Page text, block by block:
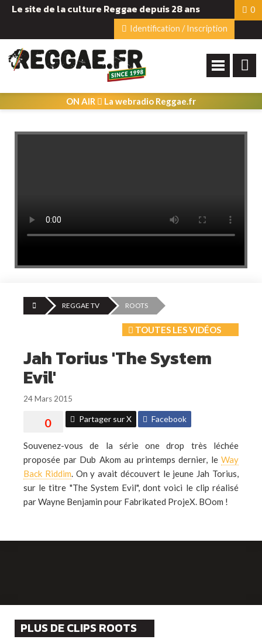
Le site de la culture Reggae depuis 28 ans
0
Identification / Inscription
ON AIR La webradio Reggae.fr
REGGAE TV ROOTS
TOUTES LES VIDÉOS
Jah Torius 'The System
Evil'
24 Mars 2015
Partager sur X Facebook
Souvenez-vous de la série one drop très léchée
proposée par Dub Akom au printemps dernier, le Way
Back Riddim. On y avait découvert le jeune Jah Torius,
sur le titre "The System Evil", dont voici le clip réalisé
par Wayne Benjamin pour Fabrikated ProjeX. BOom !
PLUS DE CLIPS ROOTS